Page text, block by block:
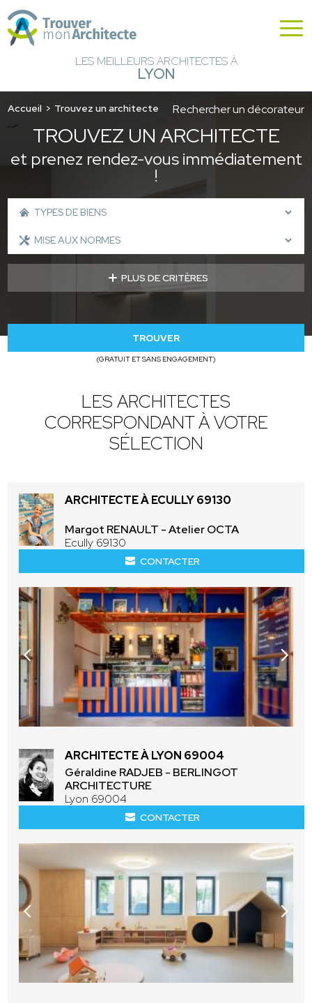
LES MEILLEURS ARCHITECTES À
LYON
Accueil Trouvez un architecte Rechercher un décorateur
TROUVEZ UN ARCHITECTE
et prenez rendez-vous immédiatement
!
PLUS DE CRITÈRES
TROUVER
(GRATUIT ET SANS ENGAGEMENT)
LES ARCHITECTES
CORRESPONDANT À VOTRE
SÉLECTION
ARCHITECTE À ECULLY 69130
Margot RENAULT - Atelier OCTA
Ecully 69130
CONTACTER
ARCHITECTE À LYON 69004
Géraldine RADJEB - BERLINGOT
ARCHITECTURE
Lyon 69004
CONTACTER